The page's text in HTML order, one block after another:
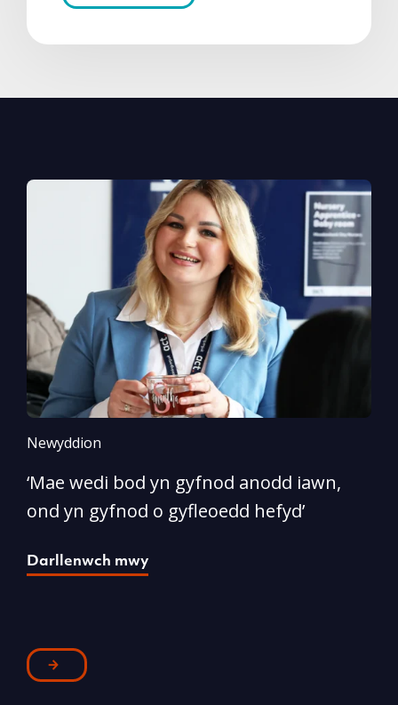
Newyddion
‘Mae wedi bod yn gyfnod anodd iawn,
ond yn gyfnod o gyfleoedd hefyd’
Darllenwch mwy